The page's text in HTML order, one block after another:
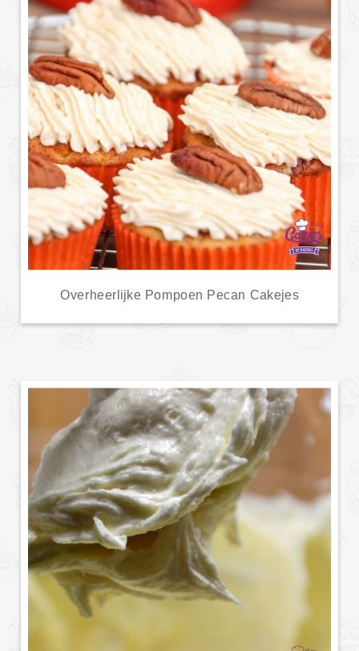
Overheerlijke Pompoen Pecan Cakejes